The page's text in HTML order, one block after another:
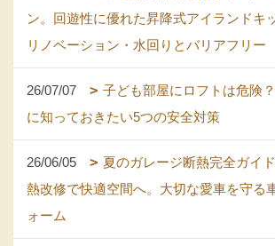
ン。回遊性に優れた昇降式アイランドキ
リノベーション・水回りとバリアフリー
26/07/07
子ども部屋にロフトは危険
に知っておきたい5つの安全対策
26/06/05
夏のガレージ断熱完全ガイ
熱改修で快適空間へ。大切な愛車を守る
ォーム